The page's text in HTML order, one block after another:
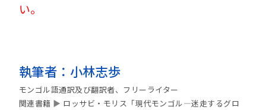
い。
執筆者：小林志歩
モンゴル語通訳及び翻訳者、フリーライター
関連書籍 ▶ ロッサビ・モリス「現代モンゴル—迷走するグロ